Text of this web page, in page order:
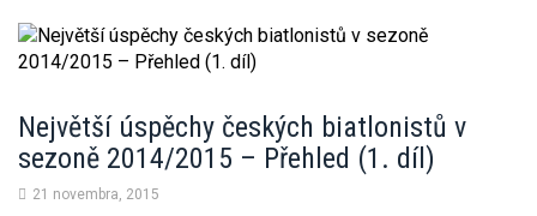
Největší úspěchy českých biatlonistů v
sezoně 2014/2015 – Přehled (1. díl)
21 novembra, 2015